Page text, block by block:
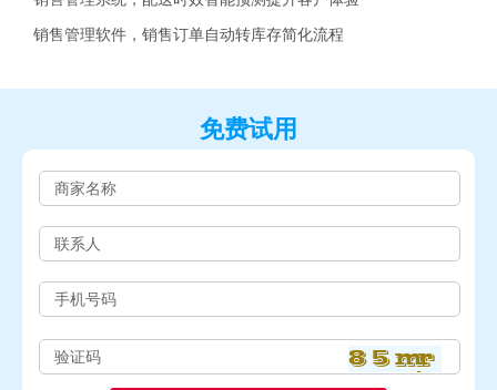
销售管理软件，销售订单自动转库存简化流程
免费试用